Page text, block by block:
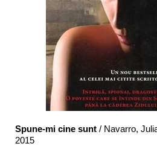
Spune-mi cine sunt / Navarro,
2015